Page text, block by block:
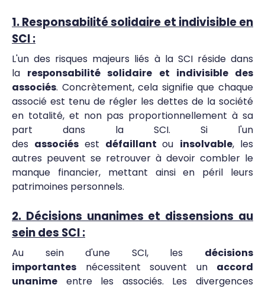
1. Responsabilité solidaire et indivisible en
SCI :
L'un des risques majeurs liés à la SCI réside dans
la responsabilité solidaire et indivisible des
associés. Concrètement, cela signifie que chaque
associé est tenu de régler les dettes de la société
en totalité, et non pas proportionnellement à sa
part dans la SCI. Si l'un
des associés est défaillantou insolvable, les
autres peuvent se retrouver à devoir combler le
manque financier, mettant ainsi en péril leurs
patrimoines personnels.
2. Décisions unanimes et dissensions au
sein des SCI :
Au sein d'une SCI, les décisions
importantes nécessitent souvent un accord
unanime entre les associés. Les divergences